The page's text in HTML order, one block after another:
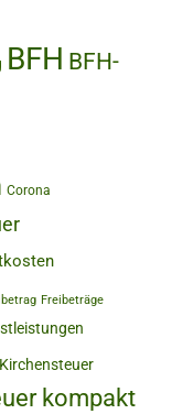
BFH BFH-
Corona
Freibeträge
Kirchensteuer
kompakt